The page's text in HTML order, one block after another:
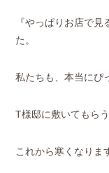
『やっぱりお店で
た。
私たちも、本当にぴ
T様邸に敷いてもら
これから寒くなりま